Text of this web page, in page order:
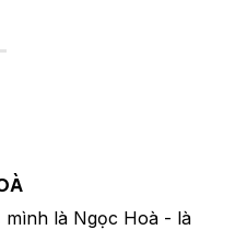
mình là Ngọc Hoà - là